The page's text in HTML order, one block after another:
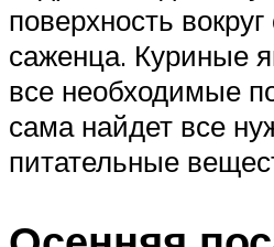
поверхность
саженца. Куриные
все необходимые
сама найдет все
питательные